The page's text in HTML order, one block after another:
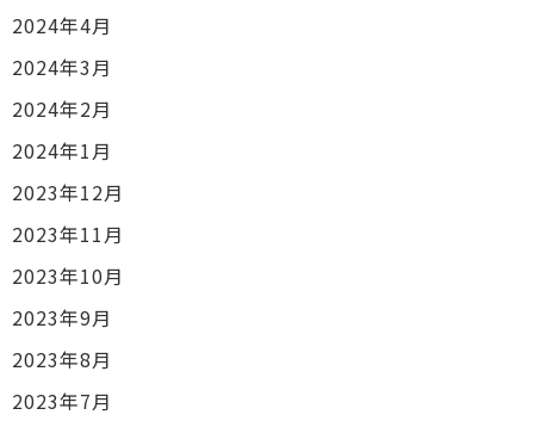
2024年4月
2024年3月
2024年2月
2024年1月
2023年12月
2023年11月
2023年10月
2023年9月
2023年8月
2023年7月